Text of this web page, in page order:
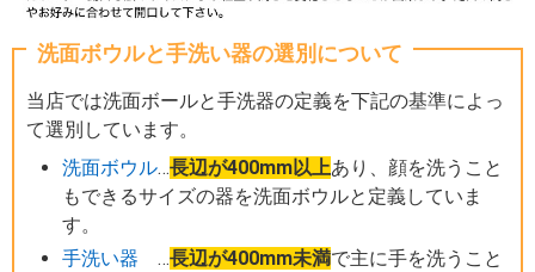
洗面ボウルと手洗い器の選別について
当店では洗面ボールと手洗器の定義を下記の基準によっ
て選別しています。
洗面ボウル…長辺が400mm以上あり、顔を洗うこと
もできるサイズの器を洗面ボウルと定義していま
す。
手洗い器 …長辺が400mm未満で主に手を洗うこと